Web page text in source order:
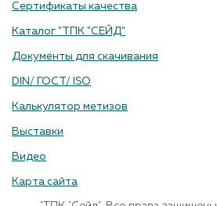
Сертификаты качества
Каталог "ТПК "СЕЙД"
Документы для скачивания
DIN/ ГОСТ/ ISO
Калькулятор метизов
Выставки
Видео
Карта сайта